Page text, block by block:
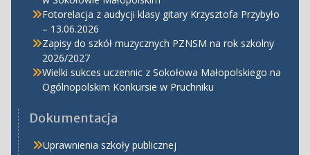
Fotorelacja z audycji klasy gitary Krzysztofa Przybyło
– 13.06.2026
Zapisy do szkół muzycznych PZNSM na rok szkolny
2026/2027
Wielki sukces uczennic z Sokołowa Małopolskiego na
Ogólnopolskim Konkursie w Pruchniku
Dokumentacja
Uprawnienia szkoły publicznej